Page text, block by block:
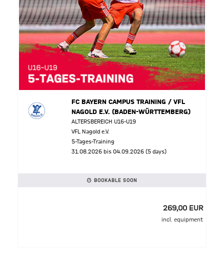
FC BAYERN CAMPUS TRAINING / VFL
NAGOLD E.V. (BADEN-WÜRTTEMBERG)
ALTERSBEREICH U16-U19
VFL Nagold e.V.
5-Tages-Training
31.08.2026 bis 04.09.2026 (5 days)
BOOKABLE SOON
269,00 EUR
incl. equipment